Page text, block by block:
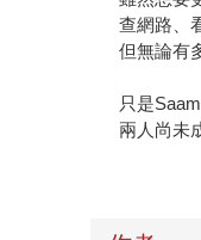
查網路、
但無論有
只是
兩人尚未